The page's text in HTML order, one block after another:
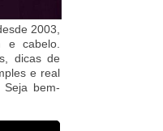
2003,
e cabelo.
dicas de
e real
bem-